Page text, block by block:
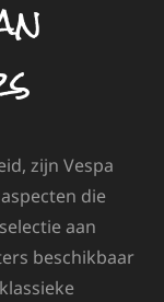
zijn Vespa
die
aan
beschikbaar